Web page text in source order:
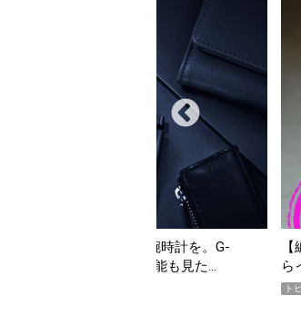
だ「指名買い」】2026年7月掲載記事か
期
ト